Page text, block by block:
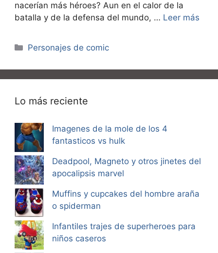
nacerían más héroes? Aun en el calor de la
batalla y de la defensa del mundo, … Leer más
Categorías
Personajes de comic
Lo más reciente
Imagenes de la mole de los 4
fantasticos vs hulk
Deadpool, Magneto y otros jinetes del
apocalipsis marvel
Muffins y cupcakes del hombre araña
o spiderman
Infantiles trajes de superheroes para
niños caseros